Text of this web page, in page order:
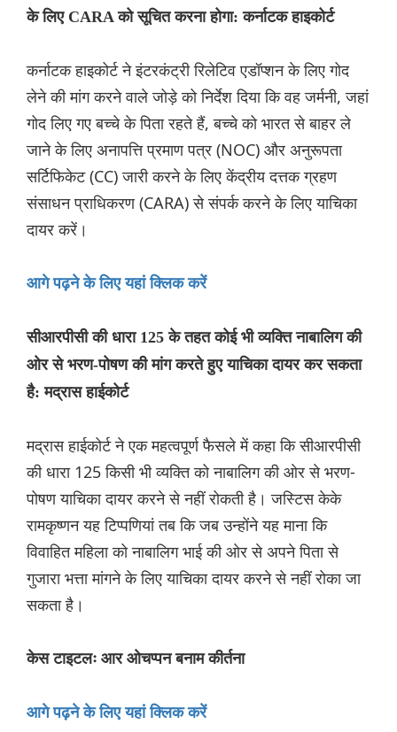
के लिए CARA को सूचित करना होगा: कर्नाटक हाइकोर्ट
कर्नाटक हाइकोर्ट ने इंटरकंट्री रिलेटिव एडॉप्शन के लिए गोद
लेने की मांग करने वाले जोड़े को निर्देश दिया कि वह जर्मनी, जहां
गोद लिए गए बच्चे के पिता रहते हैं, बच्चे को भारत से बाहर ले
जाने के लिए अनापत्ति प्रमाण पत्र (NOC) और अनुरूपता
सर्टिफिकेट (CC) जारी करने के लिए केंद्रीय दत्तक ग्रहण
संसाधन प्राधिकरण (CARA) से संपर्क करने के लिए याचिका
दायर करें।
आगे पढ़ने के लिए यहां क्लिक करें
सीआरपीसी की धारा 125 के तहत कोई भी व्यक्ति नाबालिग की
ओर से भरण-पोषण की मांग करते हुए याचिका दायर कर सकता
है: मद्रास हाईकोर्ट
मद्रास हाईकोर्ट ने एक महत्वपूर्ण फैसले में कहा कि सीआरपीसी
की धारा 125 किसी भी व्यक्ति को नाबालिग की ओर से भरण-
पोषण याचिका दायर करने से नहीं रोकती है। जस्टिस केके
रामकृष्णन यह ‌टिप्पण‌ियां तब कि जब उन्होंने यह माना कि
विवाहित महिला को नाबालिग भाई की ओर से अपने पिता से
गुजारा भत्ता मांगने के लिए याचिका दायर करने से नहीं रोका जा
सकता है।
केस टाइटलः आर ओचप्पन बनाम कीर्तना
आगे पढ़ने के लिए यहां क्लिक करें